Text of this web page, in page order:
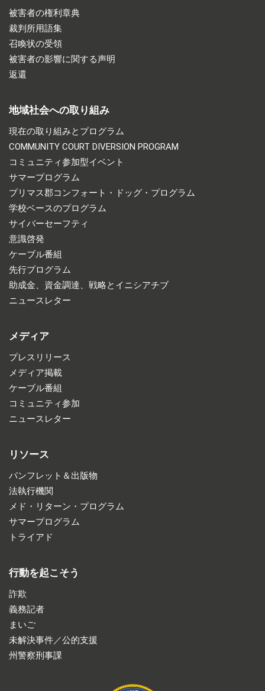
被害者の権利章典
裁判所用語集
召喚状の受領
被害者の影響に関する声明
返還
地域社会への取り組み
現在の取り組みとプログラム
COMMUNITY COURT DIVERSION PROGRAM
コミュニティ参加型イベント
サマープログラム
プリマス郡コンフォート・ドッグ・プログラム
学校ベースのプログラム
サイバーセーフティ
意識啓発
ケーブル番組
先行プログラム
助成金、資金調達、戦略とイニシアチブ
ニュースレター
メディア
プレスリリース
メディア掲載
ケーブル番組
コミュニティ参加
ニュースレター
リソース
パンフレット＆出版物
法執行機関
メド・リターン・プログラム
サマープログラム
トライアド
行動を起こそう
詐欺
義務記者
まいご
未解決事件／公的支援
州警察刑事課